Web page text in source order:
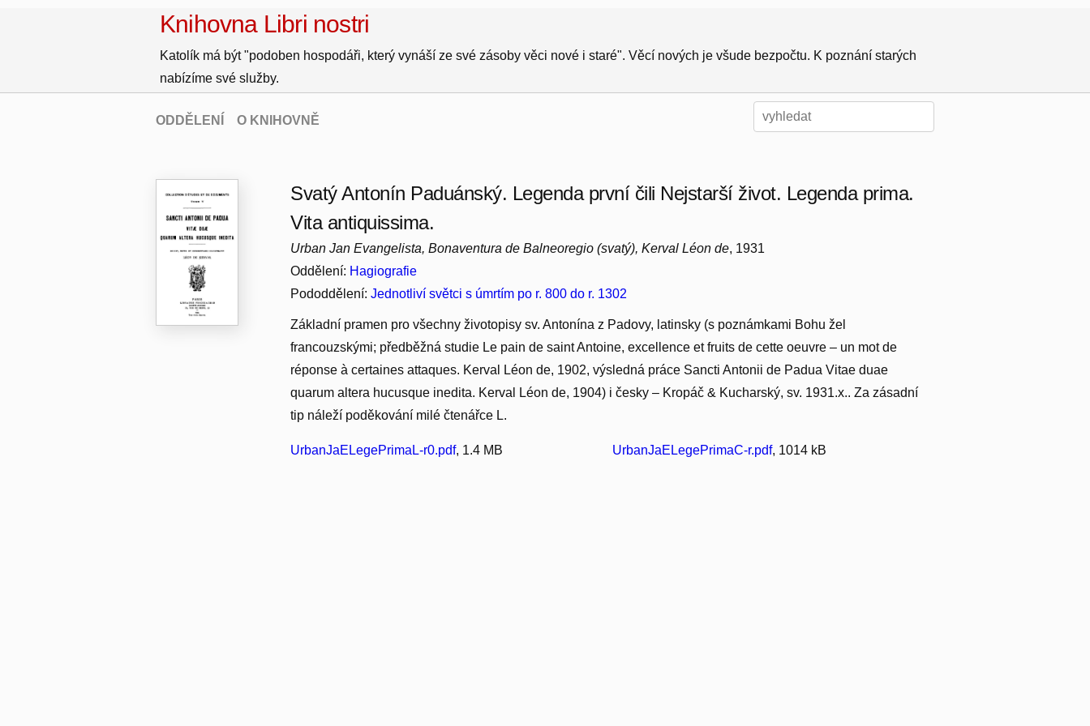
Knihovna Libri nostri
Katolík má být "podoben hospodáři, který vynáší ze své zásoby věci nové i staré". Věcí nových je všude bezpočtu. K poznání starých
nabízíme své služby.
ODDĚLENÍ O KNIHOVNĚ
Svatý Antonín Paduánský. Legenda první čili Nejstarší život. Legenda prima.
Vita antiquissima.
Urban Jan Evangelista, Bonaventura de Balneoregio (svatý), Kerval Léon de, 1931
Oddělení: Hagiografie
Pododdělení:Jednotliví světci s úmrtím po r. 800 do r. 1302
Základní pramen pro všechny životopisy sv. Antonína z Padovy, latinsky (s poznámkami Bohu žel
francouzskými; předběžná studie Le pain de saint Antoine, excellence et fruits de cette oeuvre – un mot de
réponse à certaines attaques. Kerval Léon de, 1902, výsledná práce Sancti Antonii de Padua Vitae duae
quarum altera hucusque inedita. Kerval Léon de, 1904) i česky – Kropáč & Kucharský, sv. 1931.x.. Za zásadní
tip náleží poděkování milé čtenářce L.
UrbanJaELegePrimaL-r0.pdf, 1.4 MB UrbanJaELegePrimaC-r.pdf, 1014 kB